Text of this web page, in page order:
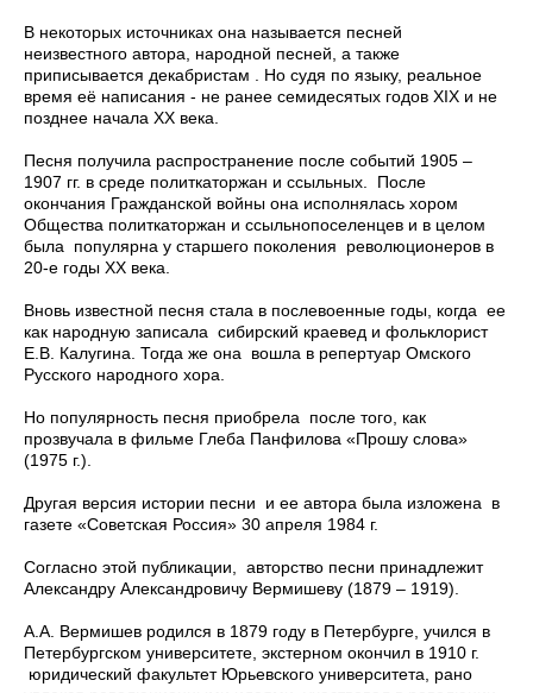
В некоторых источниках она называется песней
неизвестного автора, народной песней, а также
приписывается декабристам . Но судя по языку, реальное
время её написания - не ранее семидесятых годов XIX и не
позднее начала XX века.
Песня получила распространение после событий 1905 –
1907 гг. в среде политкаторжан и ссыльных. После
окончания Гражданской войны она исполнялась хором
Общества политкаторжан и ссыльнопоселенцев и в целом
была популярна у старшего поколения революционеров в
20-е годы ХХ века.
Вновь известной песня стала в послевоенные годы, когда ее
как народную записала сибирский краевед и фольклорист
Е.В. Калугина. Тогда же она вошла в репертуар Омского
Русского народного хора.
Но популярность песня приобрела после того, как
прозвучала в фильме Глеба Панфилова «Прошу слова»
(1975 г.).
Другая версия истории песни и ее автора была изложена в
газете «Советская Россия» 30 апреля 1984 г.
Согласно этой публикации, авторство песни принадлежит
Александру Александровичу Вермишеву (1879 – 1919).
А.А. Вермишев родился в 1879 году в Петербурге, учился в
Петербургском университете, экстерном окончил в 1910 г.
юридический факультет Юрьевского университета, рано